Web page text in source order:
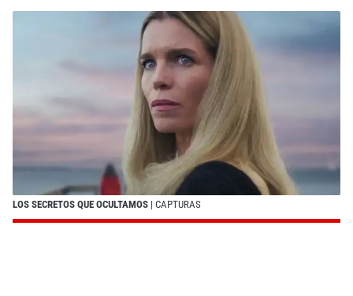
LOS SECRETOS QUE OCULTAMOS | CAPTURAS